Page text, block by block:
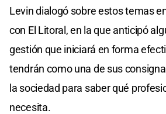
Levin dialogó sobre estos temas
con El Litoral, en la que anticipó
gestión que iniciará en forma
tendrán como una de sus
la sociedad para saber qué
necesita.